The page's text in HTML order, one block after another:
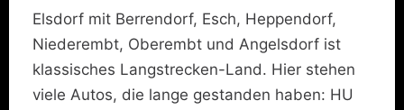
Elsdorf mit Berrendorf, Esch, Heppendorf,
Niederembt, Oberembt und Angelsdorf ist
klassisches Langstrecken-Land. Hier stehen
viele Autos, die lange gestanden haben: HU